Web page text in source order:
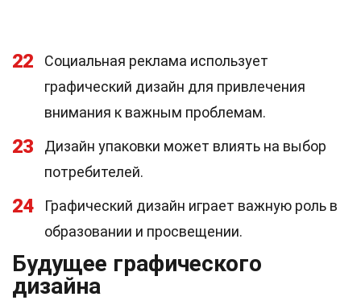
22
Социальная реклама использует
графический дизайн для привлечения
внимания к важным проблемам.
23
Дизайн упаковки может влиять на выбор
потребителей.
24
Графический дизайн играет важную роль в
образовании и просвещении.
Будущее графического
дизайна